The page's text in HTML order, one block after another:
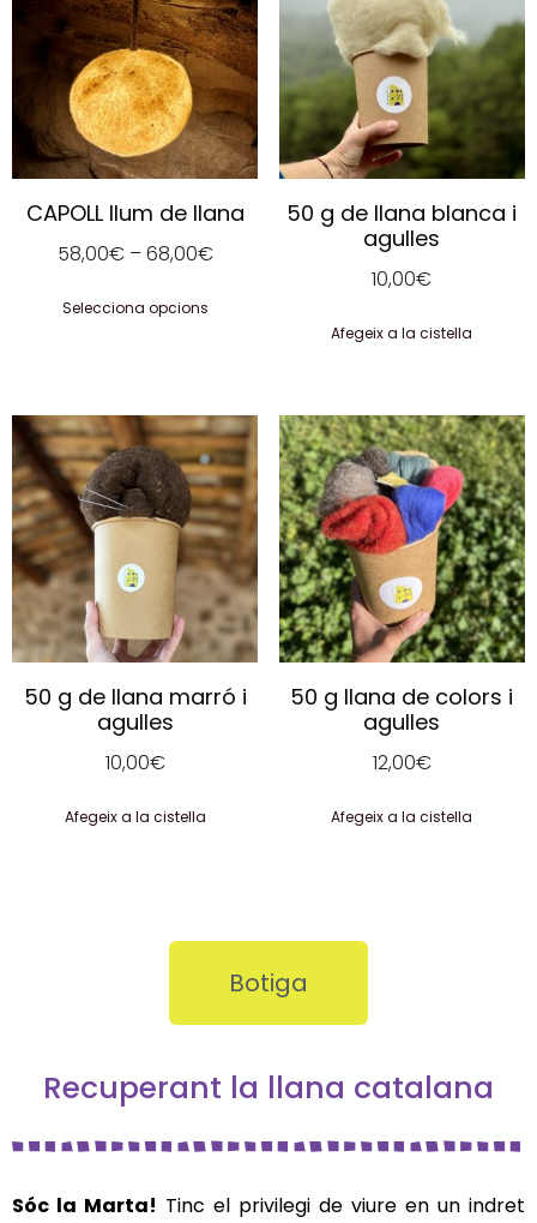
CAPOLL llum de llana
58,00€ –68,00€
Selecciona opcions
50 g de llana blanca i
agulles
10,00€
Afegeix a la cistella
50 g de llana marró i
agulles
10,00€
Afegeix a la cistella
50 g llana de colors i
agulles
12,00€
Afegeix a la cistella
Botiga
Recuperant la llana catalana
Sóc la Marta! Tinc el privilegi de viure en un indret